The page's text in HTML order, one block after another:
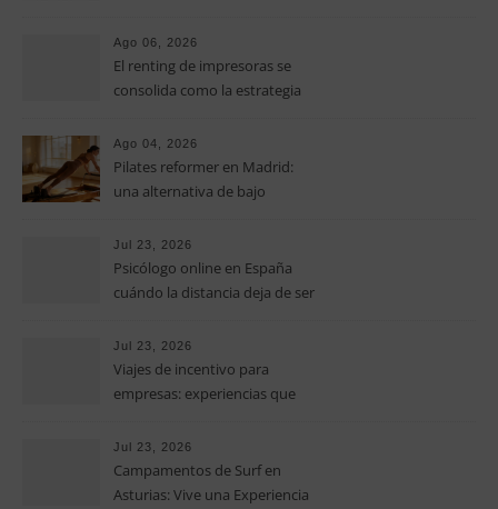
pymes
Ago 06, 2026
El renting de impresoras se
consolida como la estrategia
operativos en las pequeñas y
medianas empresas
Ago 04, 2026
Pilates reformer en Madrid:
una alternativa de bajo
fuerza y movilidad
Jul 23, 2026
Psicólogo online en España
cuándo la distancia deja de ser
terapia
Jul 23, 2026
Viajes de incentivo para
empresas: experiencias que
la oficina
Jul 23, 2026
Campamentos de Surf en
Asturias: Vive una Experiencia